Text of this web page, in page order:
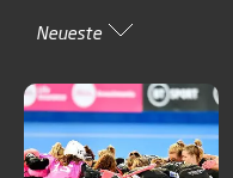
Neueste